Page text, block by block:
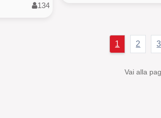
134
1 2 3
Vai alla